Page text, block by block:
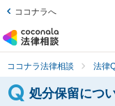
ココナラへ
ココナラ法律相談 法律
処分保留につ